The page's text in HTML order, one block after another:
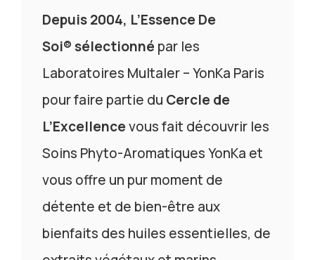
Depuis 2004, L’Essence De
Soi®sélectionné par les
Laboratoires Multaler – YonKa Paris
pour faire partie du Cercle de
L’Excellencevous fait découvrir les
Soins Phyto-Aromatiques YonKa et
vous offre un pur moment de
détente et de bien-être aux
bienfaits des huiles essentielles, de